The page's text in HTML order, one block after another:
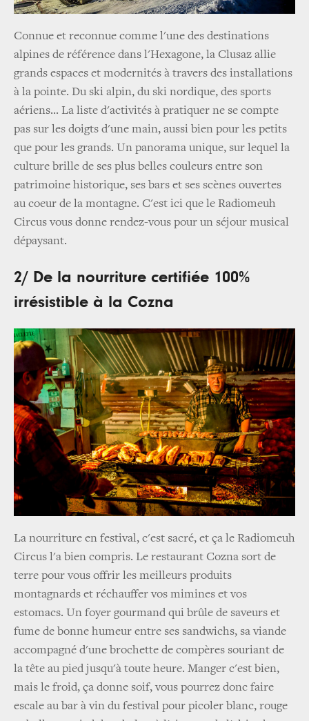
Connue et reconnue comme l'une des destinations
alpines de référence dans l'Hexagone, la Clusaz allie
grands espaces et modernités à travers des installations
à la pointe. Du ski alpin, du ski nordique, des sports
aériens... La liste d'activités à pratiquer ne se compte
pas sur les doigts d'une main, aussi bien pour les petits
que pour les grands. Un panorama unique, sur lequel la
culture brille de ses plus belles couleurs entre son
patrimoine historique, ses bars et ses scènes ouvertes
au coeur de la montagne. C'est ici que le Radiomeuh
Circus vous donne rendez-vous pour un séjour musical
dépaysant.
2/ De la nourriture certifiée 100%
irrésistible à la Cozna
La nourriture en festival, c'est sacré, et ça le Radiomeuh
Circus l'a bien compris. Le restaurant Cozna sort de
terre pour vous offrir les meilleurs produits
montagnards et réchauffer vos mimines et vos
estomacs. Un foyer gourmand qui brûle de saveurs et
fume de bonne humeur entre ses sandwichs, sa viande
accompagné d'une brochette de compères souriant de
la tête au pied jusqu'à toute heure. Manger c'est bien,
mais le froid, ça donne soif, vous pourrez donc faire
escale au bar à vin du festival pour picoler blanc, rouge